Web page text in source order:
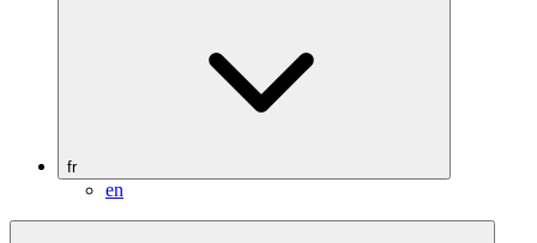
fr
en